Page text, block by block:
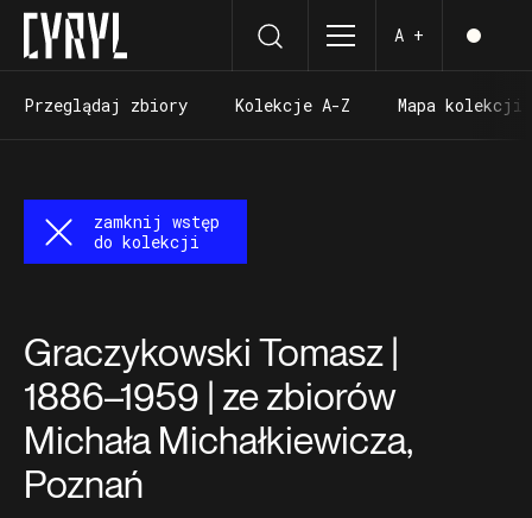
A +
Przeglądaj zbiory
Kolekcje A-Z
Mapa kolekcji
Mapa kolekcji
Graczykowski Tomasz |
1886–1959 | ze zbiorów
Michała Michałkiewicza,
Poznań
zamknij wstęp
do kolekcji